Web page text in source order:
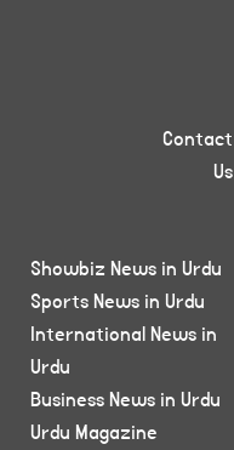
Contact
Us
Showbiz News in Urdu
Sports News in Urdu
International News in
Urdu
Business News in Urdu
Urdu Magazine